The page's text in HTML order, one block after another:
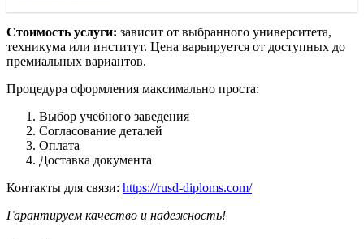
Стоимость услуги: зависит от выбранного университета,
техникума или институт. Цена варьируется от доступных до
премиальных вариантов.
Процедура оформления максимально проста:
Выбор учебного заведения
Согласование деталей
Оплата
Доставка документа
Контакты для связи: https://rusd-diploms.com/
Гарантируем качество и надежность!